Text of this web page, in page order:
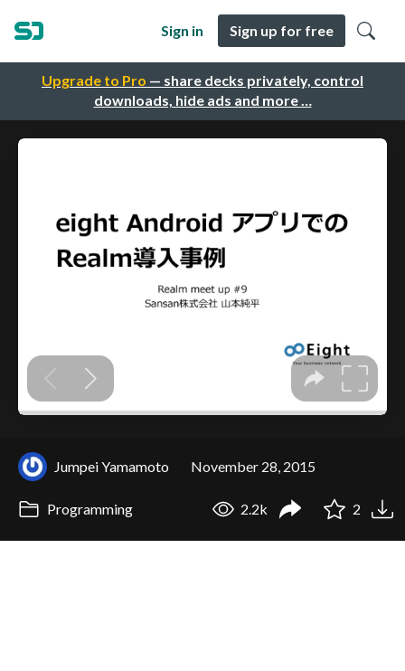
Upgrade to Pro — share decks privately, control
downloads, hide ads and more …
Sign in Sign up for free
Jumpei Yamamoto November 28, 2015
Programming 2.2k 2